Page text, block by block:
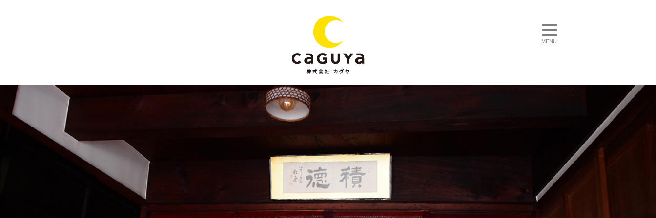
toggle navigation
MENU